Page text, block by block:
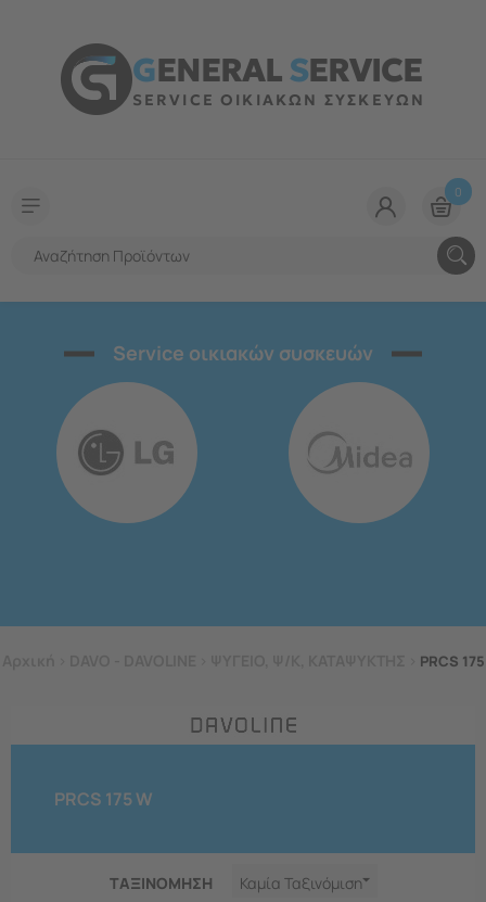
GENERALSERVICE
SERVICE ΟΙΚΙΑΚΩΝ ΣΥΣΚΕΥΩΝ
0
Service οικιακών συσκευών
PRCS
PRCS 175 W
ΤΑΞΙΝΟΜΗΣΗ Καμία Ταξινόμιση